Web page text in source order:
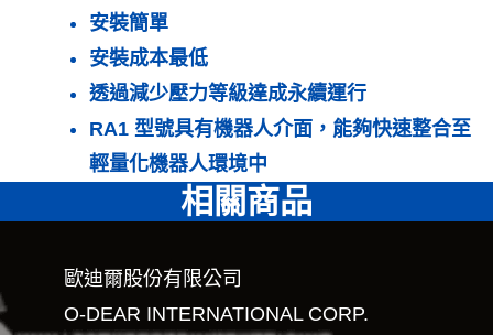
安裝簡單
安裝成本最低
透過減少壓力等級達成永續運行
RA1 型號具有機器人介面，能夠快速整合至
輕量化機器人環境中
相關商品
歐迪爾股份有限公司
O-DEAR INTERNATIONAL CORP.